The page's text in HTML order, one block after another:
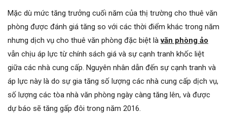
Mặc dù mức tăng trưởng cuối năm của thị trường cho thuê văn
phòng được đánh giá tăng so với các thời điểm khác trong năm
nhưng dịch vụ cho thuê văn phòng đặc biệt làvăn phòng ảo
vẫn chịu áp lực từ chính sách giá và sự cạnh tranh khốc liệt
giữa các nhà cung cấp. Nguyên nhân dẫn đến sự cạnh tranh và
áp lực này là do sự gia tăng số lượng các nhà cung cấp dịch vụ,
số lượng các tòa nhà văn phòng ngày càng tăng lên, và được
dự báo sẽ tăng gấp đôi trong năm 2016.